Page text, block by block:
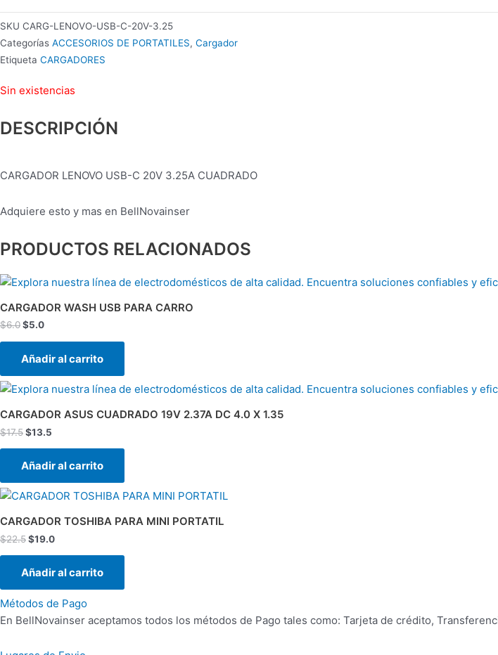
SKU CARG-LENOVO-USB-C-20V-3.25
Categorías ACCESORIOS DE PORTATILES, Cargador
Etiqueta CARGADORES
Sin existencias
DESCRIPCIÓN
CARGADOR LENOVO USB-C 20V 3.25A CUADRADO
Adquiere esto y mas en BellNovainser
PRODUCTOS RELACIONADOS
CARGADOR WASH USB PARA CARRO
$6.0
El
precio
original
era:
$6.0.
$5.0
El
actual
es:
$5.0.
Añadir al carrito
CARGADOR ASUS CUADRADO 19V 2.37A DC 4.0 X 1.35
$17.5
El
precio
original
era:
$17.5.
$13.5
El
actual
es:
Añadir al carrito
CARGADOR TOSHIBA PARA MINI PORTATIL
$22.5
El
original
era:
$22.5.
$19.0
El
actual
es:
$19.0.
Añadir al carrito
Métodos de Pago
En BellNovainser aceptamos todos los métodos de Pago tales como: Tarjeta de crédito,